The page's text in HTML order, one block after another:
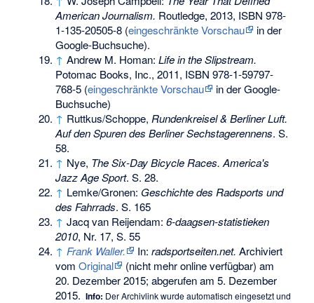
American Journalism. Routledge, 2013, ISBN 978-
1-135-20505-8 (eingeschränkte Vorschau
in der
Google-Buchsuche).
↑ Andrew M. Homan:Life in the Slipstream.
Potomac Books, Inc., 2011, ISBN 978-1-59797-
768-5 (eingeschränkte Vorschau
in der Google-
Buchsuche)
↑ Ruttkus/Schoppe, Rundenkreisel & Berliner Luft.
Auf den Spuren des Berliner Sechstagerennens. S.
58.
↑ Nye, The Six-Day Bicycle Races. America's
Jazz Age Sport. S. 28.
↑ Lemke/Gronen: Geschichte des Radsports und
des Fahrrads. S. 165
↑ Jacq van Reijendam:6-daagsen-statistieken
2010, Nr. 17, S. 55
↑ Frank Waller. In:radsportseiten.net. Archiviert
vomOriginal
(nicht mehr online verfügbar) am
20. Dezember 2015; abgerufen am 5. Dezember
2015. Info: Der Archivlink wurde automatisch eingesetzt und